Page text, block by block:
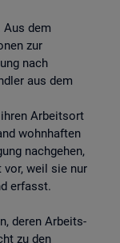
dem
zur
nach
aus dem
Arbeitsort
wohnhaften
nachgehen,
weil sie nur
erfasst.
deren Arbeits-
zu den